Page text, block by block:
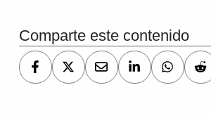
Comparte este contenido